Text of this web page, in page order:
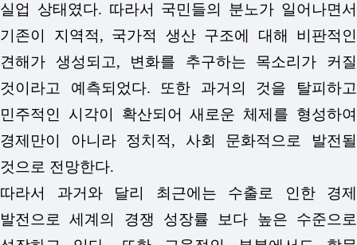
실업 상태였다. 따라서 국민들의 분노가 일어나면서
기존이 지역적, 국가적 생산 구조에 대해 비판적인
견해가 생성되고, 변화를 추구하는 목소리가 커질
것이라고 예측되었다. 또한 과거의 것을 탈피하고
민주적인 시각이 확산되어 새로운 체제를 형성하여
경제만이 아니라 정치적, 사회 문화적으로 발전될
것으로 전망한다.
따라서 과거와 달리 최근에는 수출로 인한 경제
발전으로 세계의 경쟁 성장률 보다 높은 수준으로